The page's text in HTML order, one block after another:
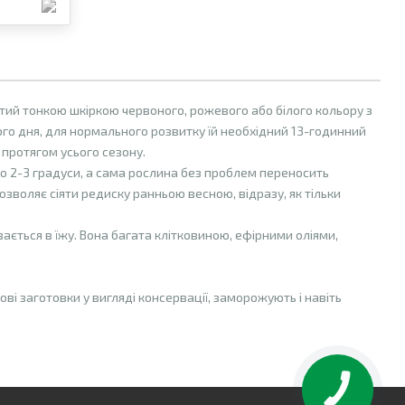
тонкою шкіркою червоного, рожевого або білого кольору з
дня, для нормального розвитку їй необхідний 13-годинний
усього сезону.
2-3 градуси, а сама рослина без проблем переносить
сіяти редиску ранньою весною, відразу, як тільки
в їжу. Вона багата клітковиною, ефірними оліями,
заготовки у вигляді консервації, заморожують і навіть